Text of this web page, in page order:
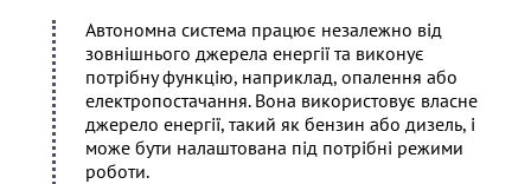
Автономна система працює незалежно від
зовнішнього джерела енергії та виконує
потрібну функцію, наприклад, опалення або
електропостачання. Вона використовує власне
джерело енергії, такий як бензин або дизель, і
може бути налаштована під потрібні режими
роботи.